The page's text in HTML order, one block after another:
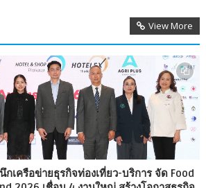
View More
เครือข่ายธุรกิจท่องเที่ยว-บริการ จัด Food